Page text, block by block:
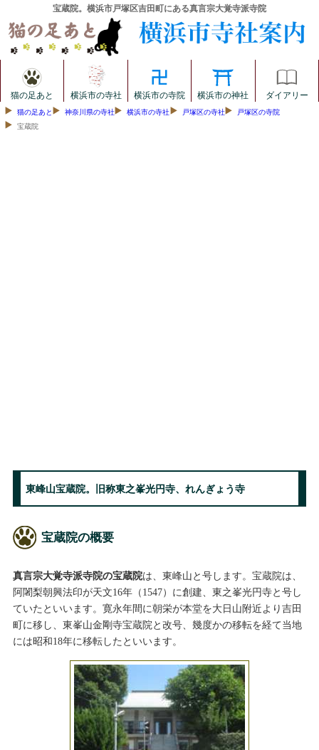
宝蔵院。横浜市戸塚区吉田町にある真言宗大覚寺派寺院
猫の足あと 横浜市の寺社 横浜市の寺院 横浜市の神社 ダイアリー
猫の足あと 神奈川県の寺社 横浜市の寺社 戸塚区の寺社
戸塚区の寺院
宝蔵院
東峰山宝蔵院。旧称東之峯光円寺、れんぎょう寺
宝蔵院の概要
真言宗大覚寺派寺院の宝蔵院は、東峰山と号します。宝蔵院は、
阿闍梨朝興法印が天文16年（1547）に創建、東之峯光円寺と号し
ていたといいます。寛永年間に朝栄が本堂を大日山附近より吉田
町に移し、東峯山金剛寺宝蔵院と改号、幾度かの移転を経て当地
には昭和18年に移転したといいます。